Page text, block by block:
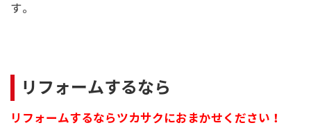
す。
リフォームするなら
リフォームするならツカサクにおまかせください！